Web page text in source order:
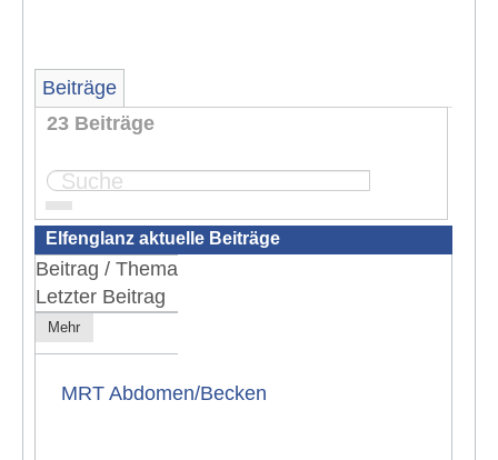
Beiträge
23 Beiträge
Seite: 1
Elfenglanz aktuelle Beiträge
Beitrag / Thema
Letzter Beitrag
Mehr
MRT Abdomen/Becken